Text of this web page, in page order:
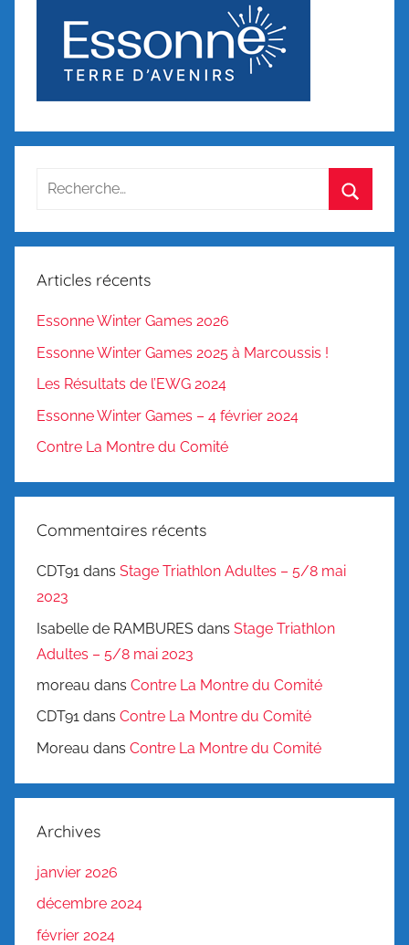
Recherche
:
Articles récents
Essonne Winter Games 2026
Essonne Winter Games 2025 à Marcoussis !
Les Résultats de l’EWG 2024
Essonne Winter Games – 4 février 2024
Contre La Montre du Comité
Commentaires récents
CDT91 dans Stage Triathlon Adultes – 5/8 mai
2023
Isabelle de RAMBURES dans Stage Triathlon
Adultes – 5/8 mai 2023
moreau dans Contre La Montre du Comité
CDT91 dans Contre La Montre du Comité
Moreau dans Contre La Montre du Comité
Archives
janvier 2026
décembre 2024
février 2024